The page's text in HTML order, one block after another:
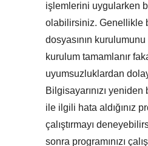
işlemlerini uygularken
olabilirsiniz. Genellikle
dosyasının
kurulum tamamlanır
uyumsuzluklardan
Bilgisayarınızı
ile ilgili hata aldığınız
çalıştırmayı
sonra programınızı